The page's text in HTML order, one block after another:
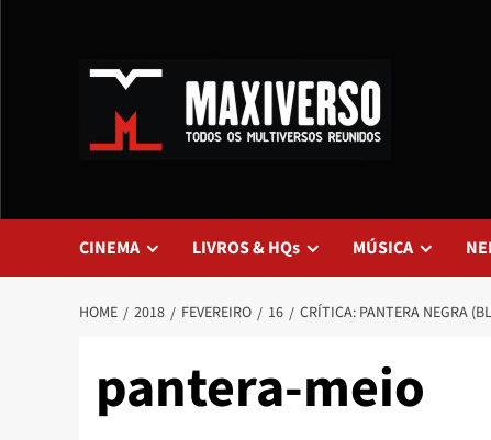
CINEMA LIVROS & HQs MÚSICA
HOME 2018 FEVEREIRO 16 CRÍTICA: PANTERA NEGRA
pantera-meio